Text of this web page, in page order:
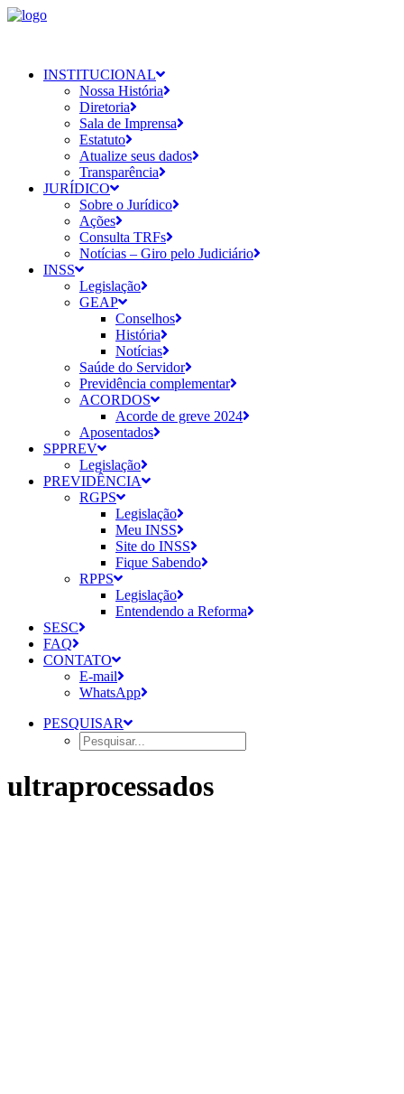
INSTITUCIONAL
Nossa História
Diretoria
Sala de Imprensa
Estatuto
Atualize seus dados
Transparência
JURÍDICO
Sobre o Jurídico
Ações
Consulta TRFs
Notícias – Giro pelo Judiciário
INSS
Legislação
GEAP
Conselhos
História
Notícias
Saúde do Servidor
Previdência complementar
ACORDOS
Acorde de greve 2024
Aposentados
SPPREV
Legislação
PREVIDÊNCIA
RGPS
Legislação
Meu INSS
Site do INSS
Fique Sabendo
RPPS
Legislação
Entendendo a Reforma
SESC
FAQ
CONTATO
E-mail
WhatsApp
PESQUISAR
ultraprocessados